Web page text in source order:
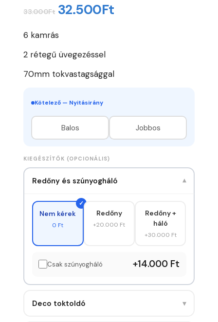
33.000Ft Original
was:
33.000Ft.
32.500FtCurrent
32.500Ft.
6 kamrás
2 rétegű üvegezéssel
70mm tokvastagsággal
Kötelező — Nyitásirány
Balos Jobbos
KIEGÉSZÍTŐK (OPCIONÁLIS)
Redőny és szúnyogháló ▾
Nem kérek
0 Ft
Redőny
+20.000 Ft
Redőny +
háló
+30.000 Ft
Csak szúnyogháló +14.000 Ft
Deco toktoldó ▾